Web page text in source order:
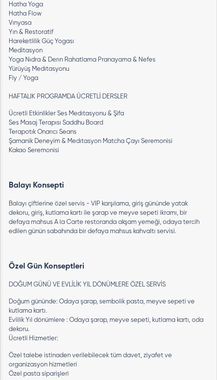
Hatha Yoga
Hatha Flow
Vınyasa
Yın & Restoratif
Hareketlilik Güç Yogası
Meditasyon
Yoga Nıdra & Derın Rahatlama Pranayama & Nefes
Yürüyüş Medıtasyonu
Fly / Yoga
HAFTALIK PROGRAMDA ÜCRETLİ DERSLER
Ücretli Etkinlikler Ses Medıtasyonu & Şifa
Ses Masaj Terapısı Saddhu Board
Terapotık Onarıcı Seans
Şamanik Deneyim & Medıtasyon Matcha Çayı Seremonisi
Kakao Seremonisi
Balayı Konsepti
Balayı çiftlerine özel servis - VIP karşılama, giriş gününde yatak
dekoru, giriş, kutlama kartı ile şarap ve meyve sepeti ikramı, bir
defaya mahsus A la Carte restoranda akşam yemeği, odaya tercih
edilen günün sabahında bir defaya mahsus kahvaltı servisi.
Özel Gün Konseptleri
DOĞUM GÜNÜ VE EVLİLİK YIL DÖNÜMLERE ÖZEL SERVİS
Doğum gününde: Odaya şarap, sembolik pasta, meyve sepeti ve
kutlama kartı.
Evlilik Yıl dönümlere : Odaya şarap, meyve sepeti, kutlama kartı, oda
dekoru.
Ücretli Hizmetler:
Özel talebe istinaden verilebilecek tüm davet, ziyafet ve
organizasyon hizmetleri
Özel pasta siparişleri